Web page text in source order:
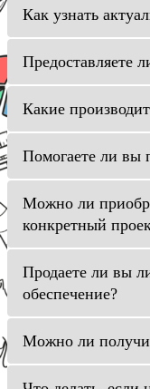
Как узнать
Предоставляете
Какие
Помогаете ли вы
Можно ли
конкретный
Продаете ли вы
обеспечение?
Можно ли